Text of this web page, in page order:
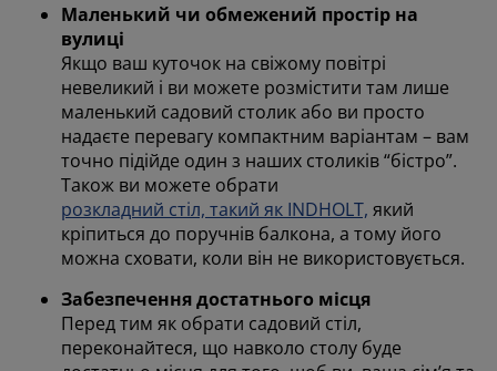
Маленький чи обмежений простір на
вулиці
Якщо ваш куточок на свіжому повітрі
невеликий і ви можете розмістити там лише
маленький садовий столик або ви просто
надаєте перевагу компактним варіантам – вам
точно підійде один з наших столиків “бістро”.
Також ви можете обрати
розкладний стіл, такий як INDHOLT, який
кріпиться до поручнів балкона, а тому його
можна сховати, коли він не використовується.
Забезпеченнядостатнього місця
Перед тим як обрати садовий стіл,
переконайтеся, що навколо столу буде